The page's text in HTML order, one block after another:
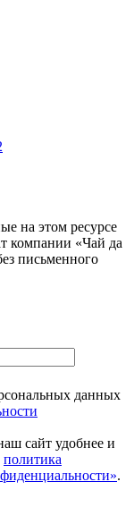
на этом ресурсе
компании «Чай да
письменного
данных
сайт удобнее и
политика
.